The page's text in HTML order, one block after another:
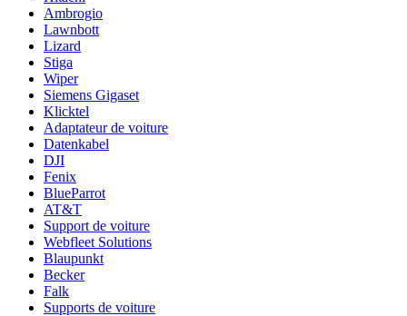
Ambrogio
Lawnbott
Lizard
Stiga
Wiper
Siemens Gigaset
Klicktel
Adaptateur de voiture
Datenkabel
DJI
Fenix
BlueParrot
AT&T
Support de voiture
Webfleet Solutions
Blaupunkt
Becker
Falk
Supports de voiture